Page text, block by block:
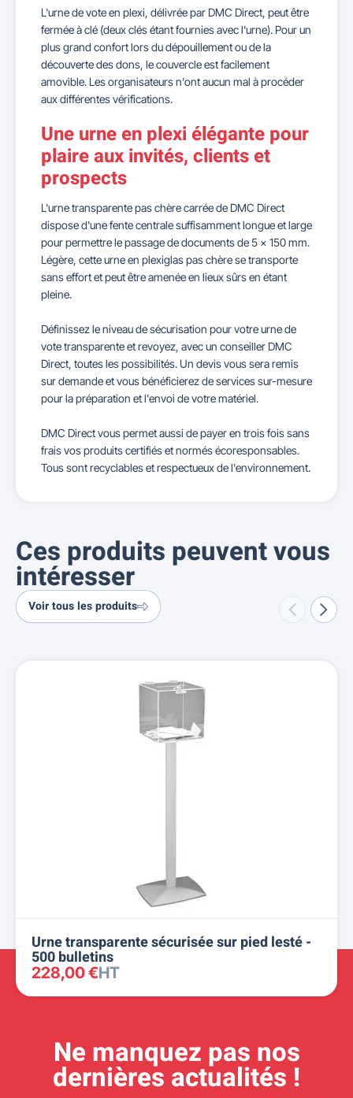
L'urne de vote en plexi, délivrée par DMC Direct, peut être
fermée à clé (deux clés étant fournies avec l'urne). Pour un
plus grand confort lors du dépouillement ou de la
découverte des dons, le couvercle est facilement
amovible. Les organisateurs n'ont aucun mal à procéder
aux différentes vérifications.
Une urne en plexi élégante pour
plaire aux invités, clients et
prospects
L'urne transparente pas chère carrée de DMC Direct
dispose d'une fente centrale suffisamment longue et large
pour permettre le passage de documents de 5 x 150 mm.
Légère, cette urne en plexiglas pas chère se transporte
sans effort et peut être amenée en lieux sûrs en étant
pleine.
Définissez le niveau de sécurisation pour votre urne de
vote transparente et revoyez, avec un conseiller DMC
Direct, toutes les possibilités. Un devis vous sera remis
sur demande et vous bénéficierez de services sur-mesure
pour la préparation et l'envoi de votre matériel.
DMC Direct vous permet aussi de payer en trois fois sans
frais vos produits certifiés et normés écoresponsables.
Tous sont recyclables et respectueux de l'environnement.
Ces produits peuvent vous
intéresser
Voir tous les produits
Urne transparente sécurisée sur pied lesté -
500 bulletins
228,00 €HT
Ne manquez pas nos
dernières actualités !